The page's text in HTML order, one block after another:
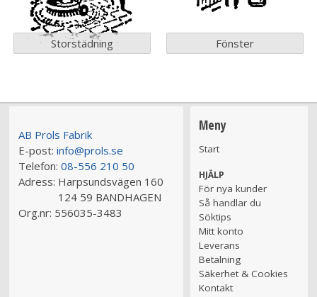
Storstädning Fönster
AB Prols Fabrik
E-post: info@prols.se
Telefon: 08-556 210 50
Adress: Harpsundsvägen 160
124 59 BANDHAGEN
Org.nr: 556035-3483
Meny
Start
HJÄLP
För nya kunder
Så handlar du
Söktips
Mitt konto
Leverans
Betalning
Säkerhet & Cookies
Kontakt